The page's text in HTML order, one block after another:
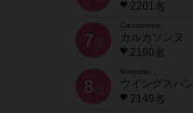
2201名
7 位
Carcassonne
カルカソンヌ
2190名
8 位
Wingspan
ウイングスパン
2149名